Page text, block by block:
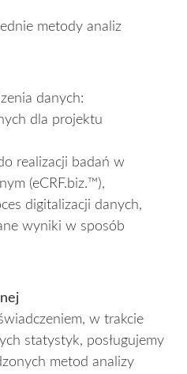
metody analiz
danych:
dla projektu
realizacji badań w
(eCRF.biz.™),
digitalizacji danych,
wyniki w sposób
w trakcie
statystyk, posługujemy
metod analizy